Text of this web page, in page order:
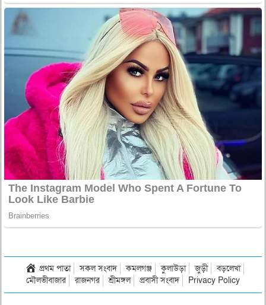
প্রথম পাতা সকল সংবাদ কমলগঞ্জ কুলাউড়া জুড়ী
বড়লেখা
মৌলভীবাজার
রাজনগর শ্রীমঙ্গল প্রবাসী সংবাদ Privacy Policy